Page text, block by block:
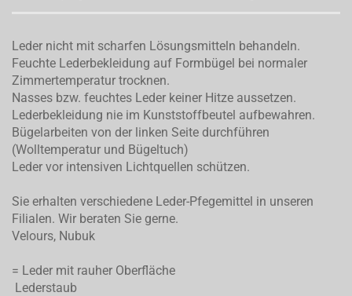
Leder nicht mit scharfen Lösungsmitteln behandeln.
Feuchte Lederbekleidung auf Formbügel bei normaler
Zimmertemperatur trocknen.
Nasses bzw. feuchtes Leder keiner Hitze aussetzen.
Lederbekleidung nie im Kunststoffbeutel aufbewahren.
Bügelarbeiten von der linken Seite durchführen
(Wolltemperatur und Bügeltuch)
Leder vor intensiven Lichtquellen schützen.
Sie erhalten verschiedene Leder-Pfegemittel in unseren
Filialen. Wir beraten Sie gerne.
Velours, Nubuk
= Leder mit rauher Oberfläche
Lederstaub